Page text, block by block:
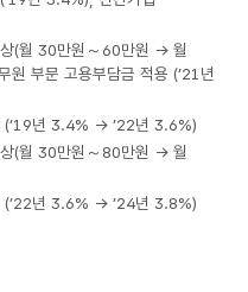
(월 30만원～60만원 → 월
원 부문 고용부담금 적용 (’21년
(’19년 3.4% → ’22년 3.6%)
(월 30만원～80만원 → 월
(’22년 3.6% → ’24년 3.8%)